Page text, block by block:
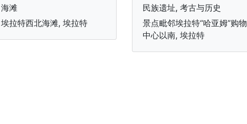
海滩
埃拉特西北海滩, 埃拉特
民族遗址, 考古与历史
景点毗邻埃拉特“哈亚姆”购物
中心以南, 埃拉特